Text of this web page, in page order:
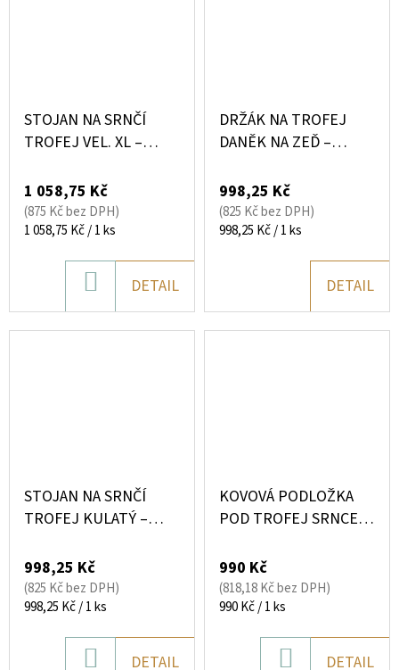
STOJAN NA SRNČÍ
TROFEJ VEL. XL –
STOJAN BEZ VRTÁNÍ
1 058,75 Kč
(875 Kč bez DPH)
Měrná
1 058,75 Kč / 1 ks
KOŠÍKU
DETAIL
DRŽÁK NA TROFEJ
DANĚK NA ZEĎ –
VELKÉ TROFEJE (VÍCE
BAREV)
998,25 Kč
(825 Kč bez DPH)
Měrná
998,25 Kč / 1 ks
DETAIL
STOJAN NA SRNČÍ
TROFEJ KULATÝ –
KOVOVÝ STOJAN BEZ
VRTÁNÍ
998,25 Kč
(825 Kč bez DPH)
Měrná
998,25 Kč / 1 ks
DETAIL
KOVOVÁ PODLOŽKA
POD TROFEJ SRNCE –
ZLATÁ SILUETA HOR
990 Kč
(818,18 Kč bez DPH)
Měrná
990 Kč / 1 ks
DETAIL